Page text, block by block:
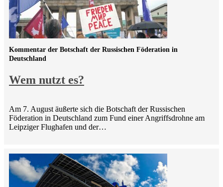
Wem nutzt es?
Kommentar der Botschaft der Russischen Föderation in
Deutschland
Am 7. August äußerte sich die Botschaft der Russischen
Föderation in Deutschland zum Fund einer Angriffsdrohne am
Leipziger Flughafen und der…